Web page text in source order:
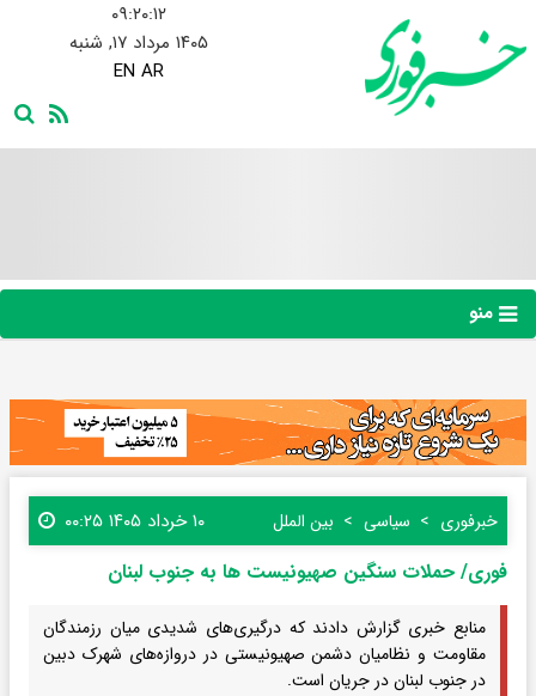
۰۹:۲۰:۱۳
۱۴۰۵ مرداد ۱۷, شنبه
EN AR
منو
خبرفوری سیاسی بین الملل ۱۰ خرداد ۱۴۰۵ ۰۰:۲۵
فوری/ حملات سنگین صهیونیست ها به جنوب لبنان
منابع خبری گزارش دادند که درگیری‌های شدیدی میان رزمندگان
مقاومت و نظامیان دشمن صهیونیستی در دروازه‌های شهرک دبین
در جنوب لبنان در جریان است.